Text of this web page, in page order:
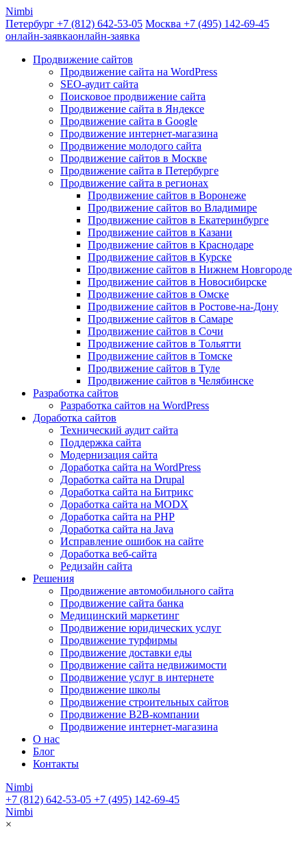
Nimbi
Петербург +7 (812) 642-53-05 Москва +7 (495) 142-69-45
онлайн-заявкаонлайн-заявка
Продвижение сайтов
Продвижение сайта на WordPress
SEO-аудит сайта
Поисковое продвижение сайта
Продвижение сайта в Яндексе
Продвижение сайта в Google
Продвижение интернет-магазина
Продвижение молодого сайта
Продвижение сайтов в Москве
Продвижение сайта в Петербурге
Продвижение сайта в регионах
Продвижение сайтов в Воронеже
Продвижение сайтов во Владимире
Продвижение сайтов в Екатеринбурге
Продвижение сайтов в Казани
Продвижение сайтов в Краснодаре
Продвижение сайтов в Курске
Продвижение сайтов в Нижнем Новгороде
Продвижение сайтов в Новосибирске
Продвижение сайтов в Омске
Продвижение сайтов в Ростове-на-Дону
Продвижение сайтов в Самаре
Продвижение сайтов в Сочи
Продвижение сайтов в Тольятти
Продвижение сайтов в Томске
Продвижение сайтов в Туле
Продвижение сайтов в Челябинске
Разработка сайтов
Разработка сайтов на WordPress
Доработка сайтов
Технический аудит сайта
Поддержка сайта
Модернизация сайта
Доработка сайта на WordPress
Доработка сайта на Drupal
Доработка сайта на Битрикс
Доработка сайта на MODX
Доработка сайта на PHP
Доработка сайта на Java
Исправление ошибок на сайте
Доработка веб-сайта
Редизайн сайта
Решения
Продвижение автомобильного сайта
Продвижение сайта банка
Медицинский маркетинг
Продвижение юридических услуг
Продвижение турфирмы
Продвижение доставки еды
Продвижение сайта недвижимости
Продвижение услуг в интернете
Продвижение школы
Продвижение строительных сайтов
Продвижение B2B-компании
Продвижение интернет-магазина
О нас
Блог
Контакты
Nimbi
+7 (812) 642-53-05 +7 (495) 142-69-45
Nimbi
×